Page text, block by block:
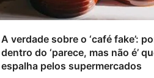
A verdade sobre o ‘café fake’:
dentro do ‘parece, mas não é’
espalha pelos supermercados